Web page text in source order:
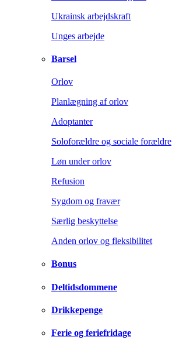
Ukrainsk arbejdskraft
Unges arbejde
Barsel
Orlov
Planlægning af orlov
Adoptanter
Soloforældre og sociale forældre
Løn under orlov
Refusion
Sygdom og fravær
Særlig beskyttelse
Anden orlov og fleksibilitet
Bonus
Deltidsdommene
Drikkepenge
Ferie og feriefridage